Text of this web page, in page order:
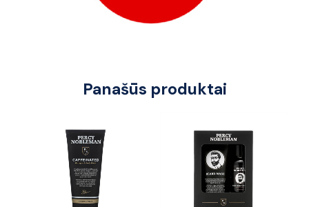
Panašūs produktai